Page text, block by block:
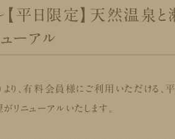
平日限定】天然温泉
ーアル
より、有料会員様にご利用いただける
リニューアルいたします。